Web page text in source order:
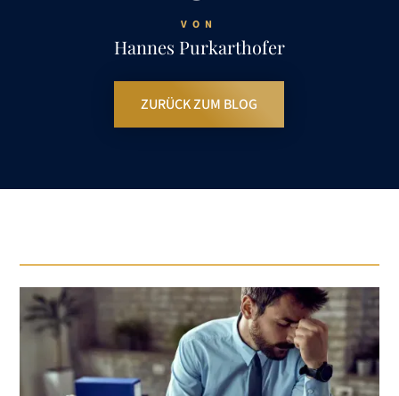
VON
Hannes Purkarthofer
ZURÜCK ZUM BLOG